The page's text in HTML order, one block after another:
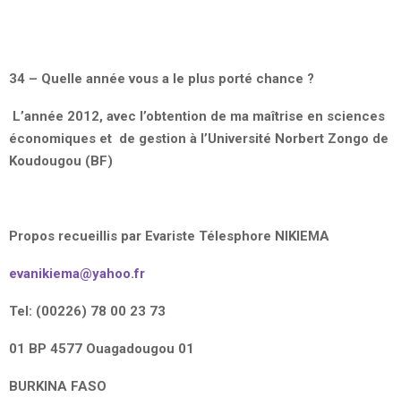
34 – Quelle année vous a le plus porté chance ?
L’année 2012, avec l’obtention de ma maîtrise en sciences
économiques et de gestion à l’Université Norbert Zongo de
Koudougou (BF)
Propos recueillis par Evariste Télesphore NIKIEMA
evanikiema@yahoo.fr
Tel: (00226) 78 00 23 73
01 BP 4577 Ouagadougou 01
BURKINA FASO